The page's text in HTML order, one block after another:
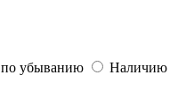
убыванию Наличию